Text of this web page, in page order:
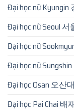
Đại học nữ
Đại học nữ Seoul
Đại học nữ
Đại học nữ
Đại học Osan 오산
Đại học Pai Chai 배